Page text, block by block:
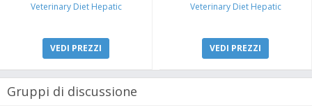
Veterinary Diet Hepatic
VEDI PREZZI
Veterinary Diet Hepatic
VEDI PREZZI
Gruppi di discussione